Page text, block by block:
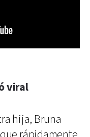
viral
hija, Bruna